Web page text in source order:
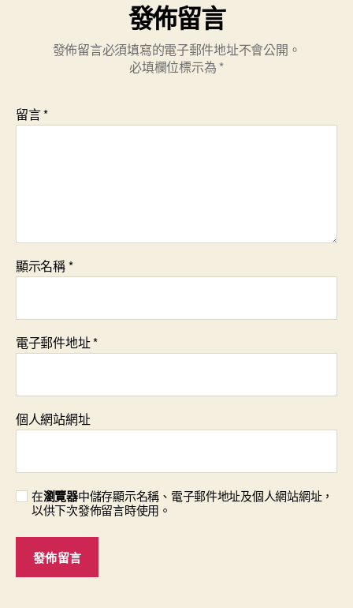
發佈留言
發佈留言必須填寫的電子郵件地址不會公開。
必填欄位標示為 *
留言*
顯示名稱*
電子郵件地址*
個人網站網址
在瀏覽器中儲存顯示名稱、電子郵件地址及個人網站網址，
以供下次發佈留言時使用。